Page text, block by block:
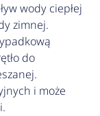
wody ciepłej
zimnej.
do
i może